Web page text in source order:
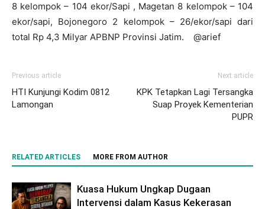
8 kelompok – 104 ekor/Sapi , Magetan 8 kelompok – 104
ekor/sapi, Bojonegoro 2 kelompok – 26/ekor/sapi dari
total Rp 4,3 Milyar APBNP Provinsi Jatim. @arief
Previous article
HTI Kunjungi Kodim 0812
Lamongan
Next article
KPK Tetapkan Lagi Tersangka
Suap Proyek Kementerian
PUPR
RELATED ARTICLES MORE FROM AUTHOR
Kuasa Hukum Ungkap Dugaan
Intervensi dalam Kasus Kekerasan